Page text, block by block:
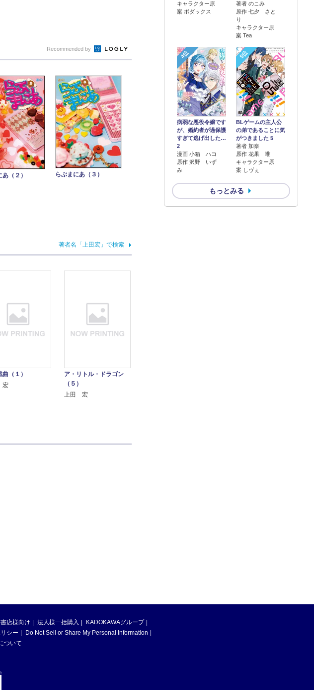
キャラクター原
案 ボダックス
著者 のこみ
原作 七夕 さと
り
キャラクター原
案 Tea
4位
病弱な悪役令嬢です
が、婚約者が過保護
すぎて逃げ出した…
2
漫画 小箱 ハコ
原作 沢野 いず
み
5位
BLゲームの主人公
の弟であることに気
がつきました 5
著者 加奈
原作 花果 唯
キャラクター原
案 しヴぇ
もっとみる
Recommended by
（２） らぶまにあ（３）
著者名「上田宏」で検索
（１）
宏
ア・リトル・ドラゴン
（５）
上田 宏
書店様向け 法人様一括購入
KADOKAWAグループ
シー
Do Not Sell or Share My Personal Information
ついて